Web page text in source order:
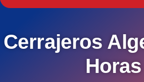
Cerrajeros
Horas